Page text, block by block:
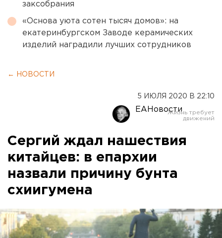
заксобрания
«Основа уюта сотен тысяч домов»: на
екатеринбургском Заводе керамических
изделий наградили лучших сотрудников
← НОВОСТИ
5 ИЮЛЯ 2020 В 22:10
ЕАНовости
Сергий ждал нашествия
китайцев: в епархии
назвали причину бунта
схиигумена